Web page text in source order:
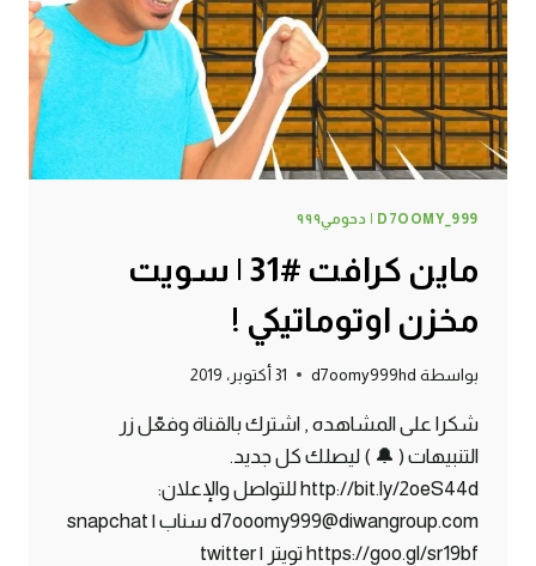
D7OOMY_999 | دحومي٩٩٩
ماين كرافت #31 | سويت
مخزن اوتوماتيكي !
بواسطة d7oomy999hd 31 أكتوبر، 2019
شكرا على المشاهده , اشترك بالقناة وفعّل زر
التنبيهات ( 🔔 ) ليصلك كل جديد.
http://bit.ly/2oeS44d للتواصل والإعلان:
d7ooomy999@diwangroup.com سناب | snapchat
https://goo.gl/sr19bf تويتر | twitter